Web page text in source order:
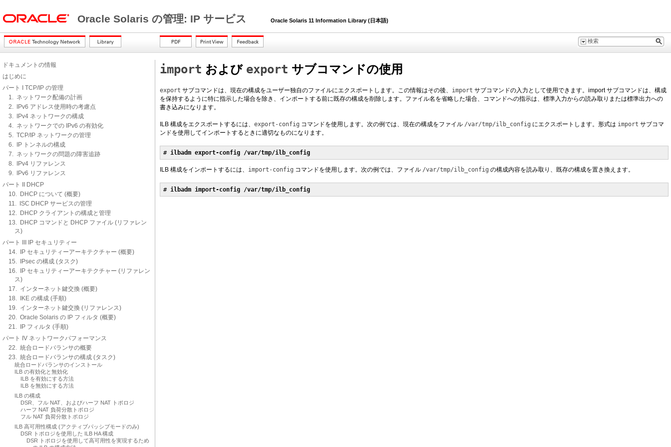
Oracle Solaris の管理: IP サービス Oracle Solaris 11 Information Library (日本語)
ドキュメントの情報
はじめに
パート I TCP/IP の管理
1. ネットワーク配備の計画
2. IPv6 アドレス使用時の考慮点
3. IPv4 ネットワークの構成
4. ネットワークでの IPv6 の有効化
5. TCP/IP ネットワークの管理
6. IP トンネルの構成
7. ネットワークの問題の障害追跡
8. IPv4 リファレンス
9. IPv6 リファレンス
パート II DHCP
10. DHCP について (概要)
11. ISC DHCP サービスの管理
12. DHCP クライアントの構成と管理
13. DHCP コマンドと DHCP ファイル (リファレン
ス)
パート III IP セキュリティー
14. IP セキュリティーアーキテクチャー (概要)
15. IPsec の構成 (タスク)
16. IP セキュリティーアーキテクチャー (リファレン
ス)
17. インターネット鍵交換 (概要)
18. IKE の構成 (手順)
19. インターネット鍵交換 (リファレンス)
20. Oracle Solaris の IP フィルタ (概要)
21. IP フィルタ (手順)
パート IV ネットワークパフォーマンス
22. 統合ロードバランサの概要
23. 統合ロードバランサの構成 (タスク)
統合ロードバランサのインストール
ILB の有効化と無効化
ILB を有効にする方法
ILB を無効にする方法
ILB の構成
DSR、フル NAT、およびハーフ NAT トポロジ
ハーフ NAT 負荷分散トポロジ
フル NAT 負荷分散トポロジ
ILB 高可用性構成 (アクティブパッシブモードのみ)
DSR トポロジを使用した ILB HA 構成
DSR トポロジを使用して高可用性を実現するため
import および export サブコマンドの使用
export サブコマンドは、現在の構成をユーザー独自のファイルにエクスポートします。この情報はその後、 import サブコマンドの入力として使用できます。import サブコマンドは、構成
を保持するように特に指示した場合を除き、インポートする前に既存の構成を削除します。ファイル名を省略した場合、コマンドへの指示は、標準入力からの読み取りまたは標準出力への
書き込みになります。
ILB 構成をエクスポートするには、 export-config コマンドを使用します。次の例では、現在の構成をファイル /var/tmp/ilb_config にエクスポートします。形式は import サブコマ
ンドを使用してインポートするときに適切なものになります。
# ilbadm export-config /var/tmp/ilb_config
ILB 構成をインポートするには、 import-config コマンドを使用します。次の例では、ファイル /var/tmp/ilb_config の構成内容を読み取り、既存の構成を置き換えます。
# ilbadm import-config /var/tmp/ilb_config